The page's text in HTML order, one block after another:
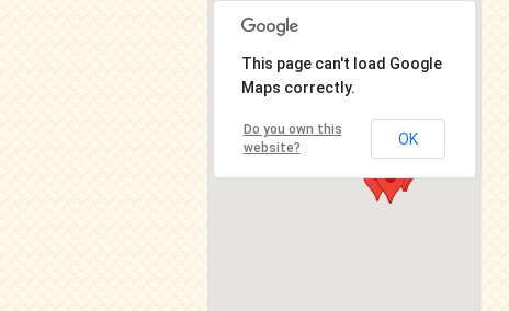
This page can't load Google
Maps correctly.
Do you own this
website?
OK